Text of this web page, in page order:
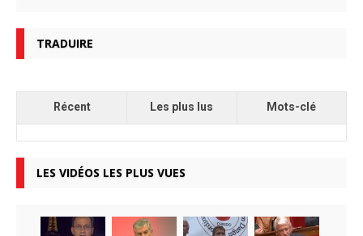
TRADUIRE
Récent Les plus lus Mots-clé
LES VIDÉOS LES PLUS VUES